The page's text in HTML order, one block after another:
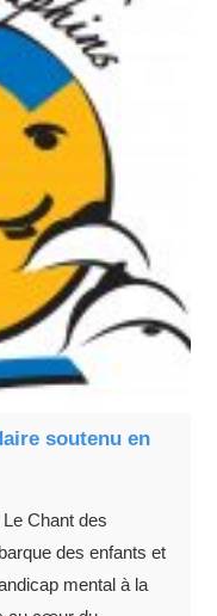
soutenu en
Chant des
des enfants et
mental à la